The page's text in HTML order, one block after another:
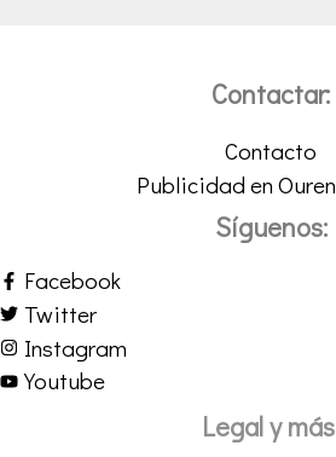
Contactar:
Contacto
Publicidad en
Síguenos:
Facebook
Twitter
Instagram
Youtube
Legal y